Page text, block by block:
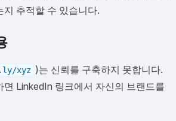
추적할 수 있습니다.
xyz )는 신뢰를 구축하지 못합니다.
면 LinkedIn 링크에서 자신의 브랜드를